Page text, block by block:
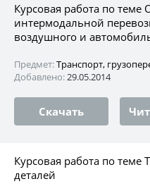
Курсовая работа по теме
интермодальной
воздушного и
Предмет:Транспорт,
Добавлено:29.05.2014
Скачать
Курсовая работа по теме
деталей